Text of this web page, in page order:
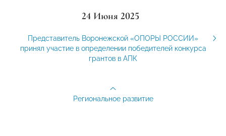
24 Июня 2025
Представитель Воронежской «ОПОРЫ РОССИИ»
принял участие в определении победителей конкурса
грантов в АПК
Региональное развитие